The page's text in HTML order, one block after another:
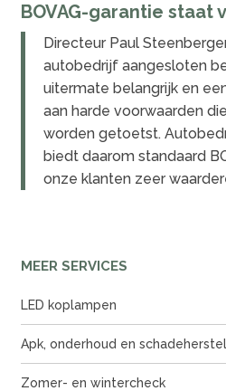
BOVAG-garantie staat
Directeur Paul
autobedrijf aangesloten
uitermate belangrijk en
aan harde voorwaarden
worden getoetst.
biedt daarom standaard
onze klanten zeer
MEER SERVICES
LED koplampen
Apk, onderhoud en schadeherstel
Zomer- en wintercheck